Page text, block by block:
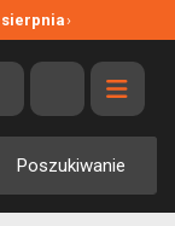
›
Poszukiwanie